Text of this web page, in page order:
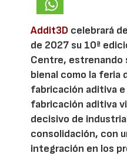
Addit3D celebrará
de 2027 su 10ª
Centre, estrenando
bienal como la feria
fabricación aditiva e
fabricación aditiva
decisivo de
consolidación, con
integración en los